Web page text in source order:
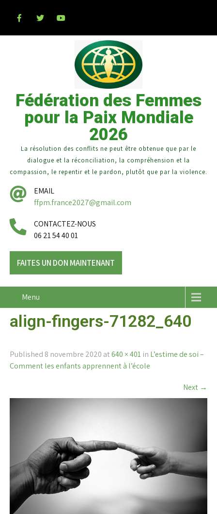
Fédération des Femmes
pour la Paix Mondiale
2026
La résolution des conflits ne peut être obtenue que par le
dialogue et la réconciliation, la compréhension et la
compassion, le repentir et le pardon, plutôt que par la violence.
EMAIL
ffpm.france2027@gmail.com
CONTACTEZ-NOUS
06 21 54 40 01
FAITES UN DON MAINTENANT
Menu
align-fingers-71282_640
Published 8 novembre 2020 at640 × 401 in L’estime de soi –
Comment les enfants apprennent à l’école
Next →